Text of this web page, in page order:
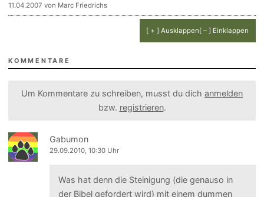
11.04.2007 von Marc Friedrichs
[ + ] Ausklappen[ – ] Einklappen
KOMMENTARE
Um Kommentare zu schreiben, musst du dich anmelden
bzw. registrieren.
Gabumon
29.09.2010, 10:30 Uhr
Was hat denn die Steinigung (die genauso in
der Bibel gefordert wird) mit einem dummen